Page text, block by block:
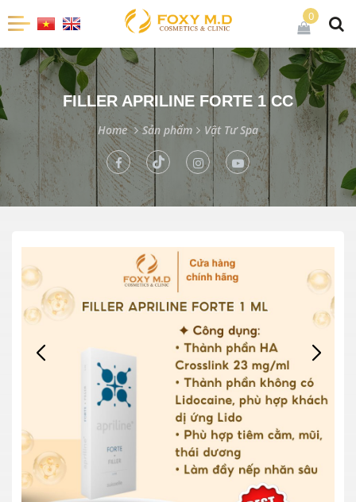
0
FILLER APRILINE FORTE 1 CC
Home Sản phẩm Vật Tư Spa